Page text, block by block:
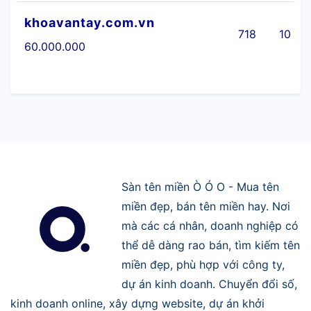
khoavantay.com.vn
60.000.000
718 10
Sàn tên miền Ò Ó O - Mua tên
miền đẹp, bán tên miền hay. Nơi
mà các cá nhân, doanh nghiệp có
thể dễ dàng rao bán, tìm kiếm tên
miền đẹp, phù hợp với công ty,
dự án kinh doanh. Chuyển đổi số,
kinh doanh online, xây dựng website, dự án khởi